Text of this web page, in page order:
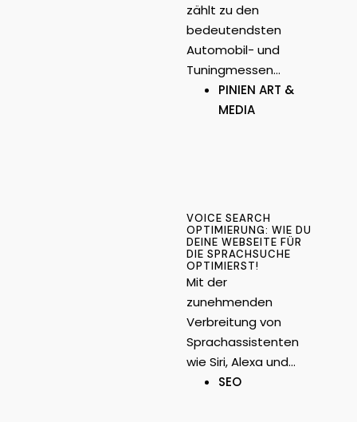
zählt zu den
bedeutendsten
Automobil- und
Tuningmessen…
PINIEN ART &
MEDIA
VOICE SEARCH
OPTIMIERUNG: WIE DU
DEINE WEBSEITE FÜR
DIE SPRACHSUCHE
OPTIMIERST!
Mit der
zunehmenden
Verbreitung von
Sprachassistenten
wie Siri, Alexa und…
SEO